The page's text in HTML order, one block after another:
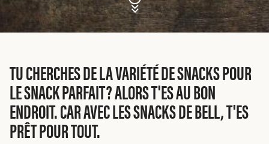
TU CHERCHES DE LA VARIÉTÉ DE SNACKS POUR
LE SNACK PARFAIT? ALORS T'ES AU BON
ENDROIT. CAR AVEC LES SNACKS DE BELL, T'ES
PRÊT POUR TOUT.